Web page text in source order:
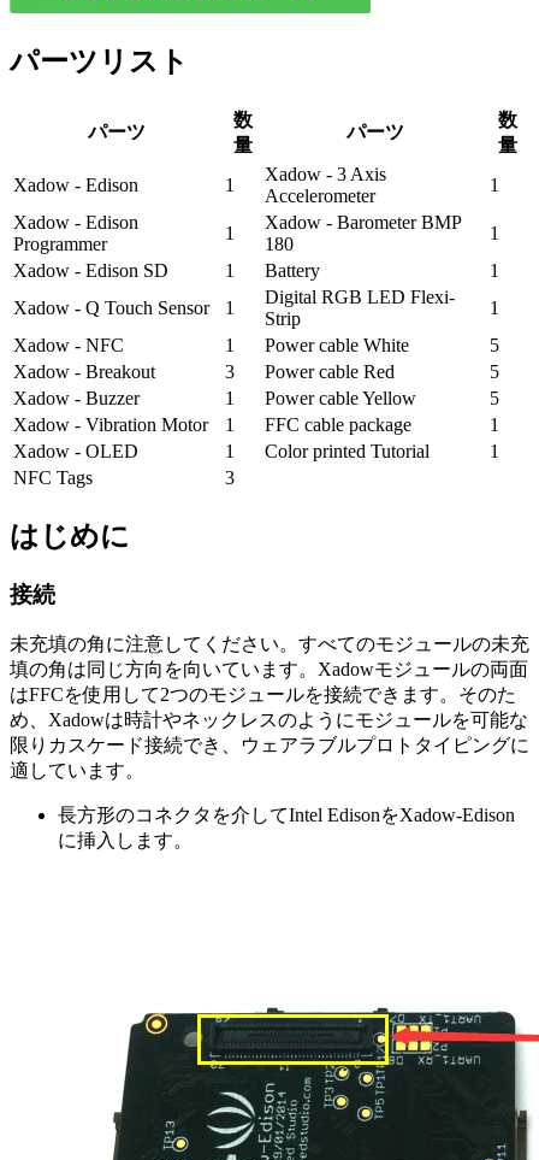
パーツリスト
パーツ
数
量
パーツ
数
量
Xadow - Edison
1
Xadow - 3 Axis
Accelerometer
1
Xadow - Edison
Programmer
1
Xadow - Barometer BMP
180
1
Xadow - Edison SD
1 Battery
1
Xadow - Q Touch Sensor
1
Digital RGB LED Flexi-
Strip
1
Xadow - NFC
1 Power cable White
5
Xadow - Breakout
3 Power cable Red
5
Xadow - Buzzer
1 Power cable Yellow
5
Xadow - Vibration Motor
1 FFC cable package
1
Xadow - OLED
1 Color printed Tutorial
1
NFC Tags
3
はじめに
接続
未充填の角に注意してください。すべてのモジュールの未充
填の角は同じ方向を向いています。Xadowモジュールの両面
はFFCを使用して2つのモジュールを接続できます。そのた
め、Xadowは時計やネックレスのようにモジュールを可能な
限りカスケード接続でき、ウェアラブルプロトタイピングに
適しています。
長方形のコネクタを介してIntel EdisonをXadow-Edison
に挿入します。